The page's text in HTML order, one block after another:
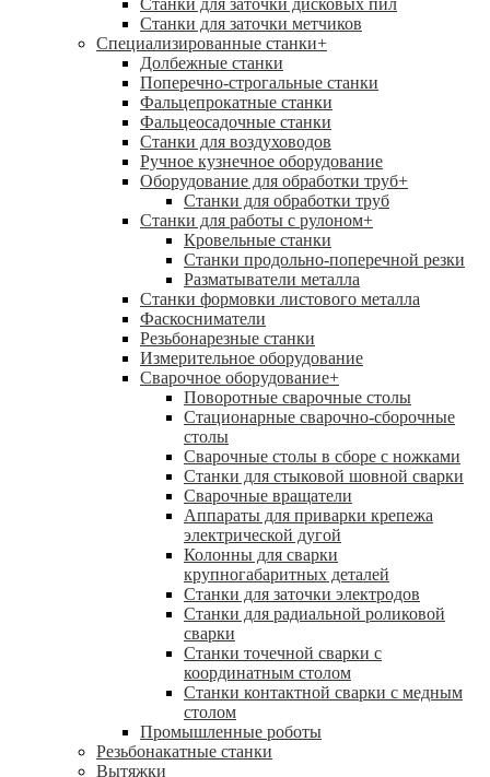
Станки для заточки дисковых пил
Станки для заточки метчиков
Специализированные станки+
Долбежные станки
Поперечно-строгальные станки
Фальцепрокатные станки
Фальцеосадочные станки
Станки для воздуховодов
Ручное кузнечное оборудование
Оборудование для обработки труб+
Станки для обработки труб
Станки для работы с рулоном+
Кровельные станки
Станки продольно-поперечной резки
Разматыватели металла
Станки формовки листового металла
Фаскосниматели
Резьбонарезные станки
Измерительное оборудование
Сварочное оборудование+
Поворотные сварочные столы
Стационарные сварочно-сборочные
столы
Сварочные столы в сборе с ножками
Станки для стыковой шовной сварки
Сварочные вращатели
Аппараты для приварки крепежа
электрической дугой
Колонны для сварки
крупногабаритных деталей
Станки для заточки электродов
Станки для радиальной роликовой
сварки
Станки точечной сварки с
координатным столом
Станки контактной сварки с медным
столом
Промышленные роботы
Резьбонакатные станки
Вытяжки